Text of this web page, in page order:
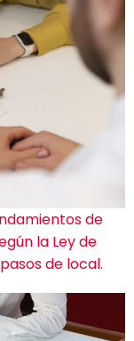
de
la Ley de
de local.